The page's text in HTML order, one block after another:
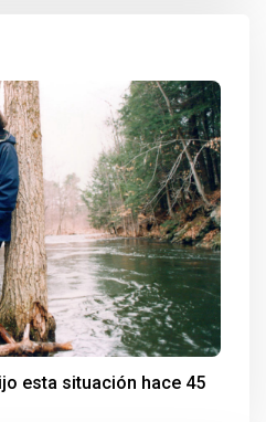
esta situación hace 45